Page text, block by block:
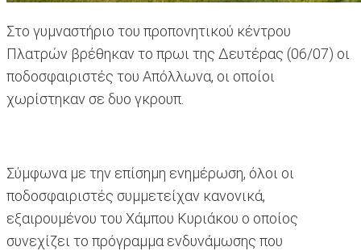
Στο γυμναστήριο του προπονητικού κέντρου
Πλατρών βρέθηκαν το πρωι της Δευτέρας (06/07) οι
ποδοσφαιριστές του Απόλλωνα, οι οποίοι
χωρίστηκαν σε δυο γκρουπ.
Σύμφωνα με την επίσημη ενημέρωση, όλοι οι
ποδοσφαιριστές συμμετείχαν κανονικά,
εξαιρουμένου του Χάμπου Κυριάκου ο οποίος
συνεχίζει το πρόγραμμα ενδυνάμωσης που